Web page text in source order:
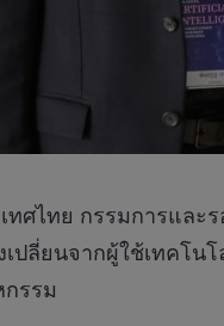
ไทย กรรมการและ
ลี่ยนจากผู้ใช้เทคโน
รรม